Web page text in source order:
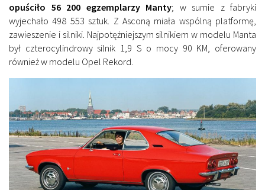
opuściło 56 200 egzemplarzy Manty; w sumie z fabryki
wyjechało 498 553 sztuk. Z Asconą miała wspólną platformę,
zawieszenie i silniki. Najpotężniejszym silnikiem w modelu Manta
był czterocylindrowy silnik 1,9 S o mocy 90 KM, oferowany
również w modelu Opel Rekord.